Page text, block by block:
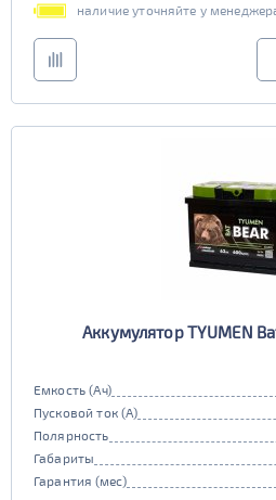
наличие уточняйте у
Аккумулятор TYUMEN
Емкость (Ач)
Пусковой ток (А)
Полярность
Габариты
Гарантия (мес)